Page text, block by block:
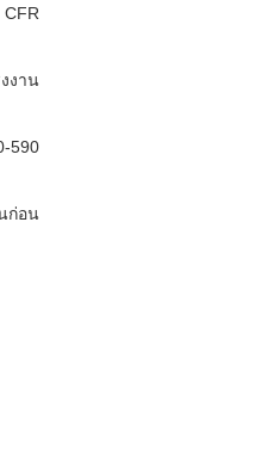
งาน
590
ก่อน